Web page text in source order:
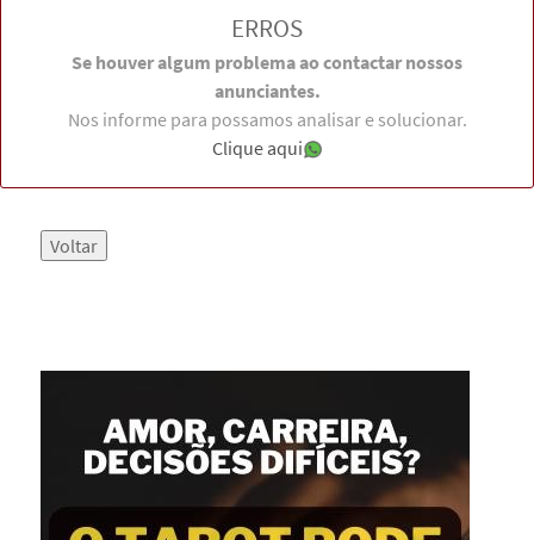
ERROS
Se houver algum problema ao contactar nossos
anunciantes.
Nos informe para possamos analisar e solucionar.
Clique aqui